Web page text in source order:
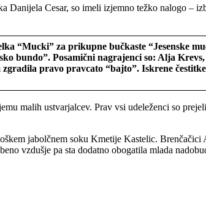
Cesar, so imeli izjemno težko nalogo –
“Mucki” za prikupne bučkaste “Jesenske
bundo”. Posamični nagrajenci so: Alja
pravo pravcato “bajto”. Iskrene
malih ustvarjalcev. Prav vsi udeleženci so
jabolčnem soku Kmetije Kastelic. Brenčačici
vzdušje pa sta dodatno obogatila mlada